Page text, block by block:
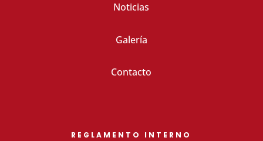
Noticias
Galería
Contacto
REGLAMENTO INTERNO